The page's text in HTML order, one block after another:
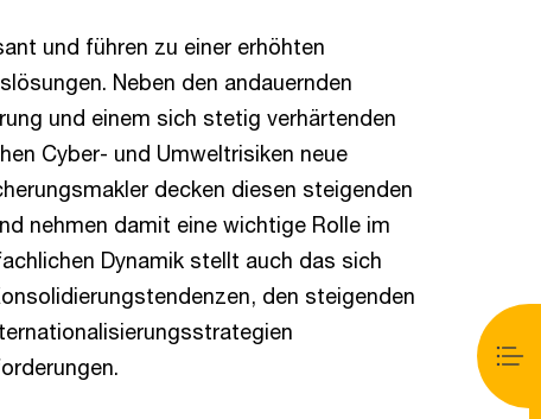
und führen zu einer erhöhten
Neben den andauernden
und einem sich stetig verhärtenden
Cyber- und Umweltrisiken neue
decken diesen steigenden
nehmen damit eine wichtige Rolle im
Dynamik stellt auch das sich
den steigenden